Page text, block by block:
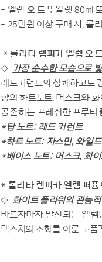
- 엘렘 오 드 뚜왈렛 80ml
- 25만원 이상 구매 시, 롤
* 롤리타 렘피카 엘렘 오
◇
가장 순수한 모습으로
레드커런트의 상쾌하고도
향의 하트노트, 머스크와
공존하는 프레쉬한 프루티
*탑 노트: 레드 커런트
*하트 노트: 자스민, 와일
*베이스 노트: 머스크, 화
* 롤리타 렘피카 엘렘 퍼
◇ 화이트 플라워의 관능
바르자마자 발산되는 엘렘
텍스처의 조화를 이룬 고품